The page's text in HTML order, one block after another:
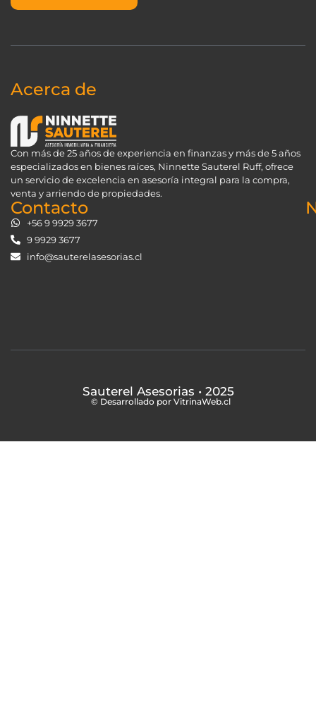
Acerca de
Con más de 25 años de experiencia en finanzas y más de 5 años
especializados en bienes raíces, Ninnette Sauterel Ruff, ofrece
un servicio de excelencia en asesoría integral para la compra,
venta y arriendo de propiedades.
Contacto
+56 9 9929 3677
9 9929 3677
info@sauterelasesorias.cl
Sauterel Asesorias • 2025
© Desarrollado por VitrinaWeb.cl